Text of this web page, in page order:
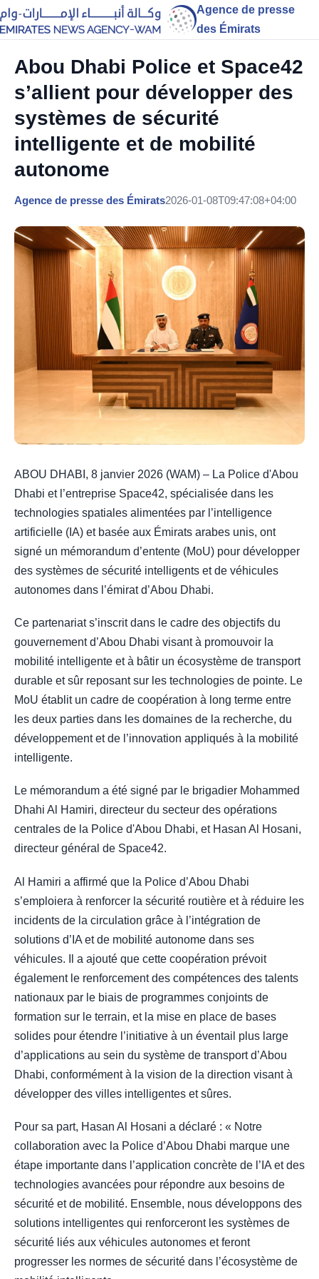
Agence de presse
des Émirats
Abou Dhabi Police et Space42
s’allient pour développer des
systèmes de sécurité
intelligente et de mobilité
autonome
Agence de presse des Émirats2026-01-08T09:47:08+04:00
ABOU DHABI, 8 janvier 2026 (WAM) – La Police d'Abou
Dhabi et l’entreprise Space42, spécialisée dans les
technologies spatiales alimentées par l’intelligence
artificielle (IA) et basée aux Émirats arabes unis, ont
signé un mémorandum d’entente (MoU) pour développer
des systèmes de sécurité intelligents et de véhicules
autonomes dans l’émirat d’Abou Dhabi.
Ce partenariat s’inscrit dans le cadre des objectifs du
gouvernement d’Abou Dhabi visant à promouvoir la
mobilité intelligente et à bâtir un écosystème de transport
durable et sûr reposant sur les technologies de pointe. Le
MoU établit un cadre de coopération à long terme entre
les deux parties dans les domaines de la recherche, du
développement et de l’innovation appliqués à la mobilité
intelligente.
Le mémorandum a été signé par le brigadier Mohammed
Dhahi Al Hamiri, directeur du secteur des opérations
centrales de la Police d'Abou Dhabi, et Hasan Al Hosani,
directeur général de Space42.
Al Hamiri a affirmé que la Police d’Abou Dhabi
s’emploiera à renforcer la sécurité routière et à réduire les
incidents de la circulation grâce à l’intégration de
solutions d’IA et de mobilité autonome dans ses
véhicules. Il a ajouté que cette coopération prévoit
également le renforcement des compétences des talents
nationaux par le biais de programmes conjoints de
formation sur le terrain, et la mise en place de bases
solides pour étendre l’initiative à un éventail plus large
d’applications au sein du système de transport d’Abou
Dhabi, conformément à la vision de la direction visant à
développer des villes intelligentes et sûres.
Pour sa part, Hasan Al Hosani a déclaré : « Notre
collaboration avec la Police d’Abou Dhabi marque une
étape importante dans l’application concrète de l’IA et des
technologies avancées pour répondre aux besoins de
sécurité et de mobilité. Ensemble, nous développons des
solutions intelligentes qui renforceront les systèmes de
sécurité liés aux véhicules autonomes et feront
progresser les normes de sécurité dans l’écosystème de